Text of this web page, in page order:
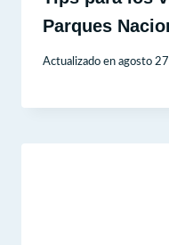
Parques
Actualizado en agosto